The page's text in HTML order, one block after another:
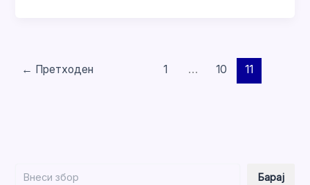
← Претходен 1 … 10 11
Барај